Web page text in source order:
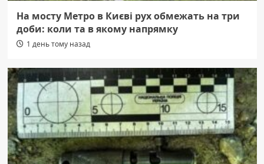
На мосту Метро в Києві рух обмежать на три
доби: коли та в якому напрямку
1 день тому назад